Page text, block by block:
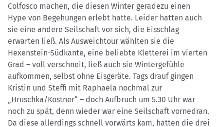
Colfosco machen, die diesen Winter geradezu einen
Hype von Begehungen erlebt hatte. Leider hatten auch
sie eine andere Seilschaft vor sich, die Eisschlag
erwarten ließ. Als Ausweichtour wählten sie die
Hexenstein-Südkante, eine beliebte Kletterei im vierten
Grad – voll verschneit, ließ auch sie Wintergefühle
aufkommen, selbst ohne Eisgeräte. Tags drauf gingen
Kristin und Steffi mit Raphaela nochmal zur
„Hruschka/Kostner“ – doch Aufbruch um 5.30 Uhr war
noch zu spät, denn wieder war eine Seilschaft vornedran.
Da diese allerdings schnell vorwärts kam, hatten die drei